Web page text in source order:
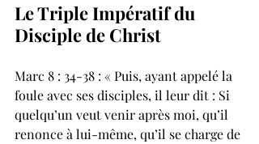
Le Triple Impératif du
Disciple de Christ
Marc 8 : 34-38 : « Puis, ayant appelé la
foule avec ses disciples, il leur dit : Si
quelqu’un veut venir après moi, qu’il
renonce à lui-même, qu’il se charge de